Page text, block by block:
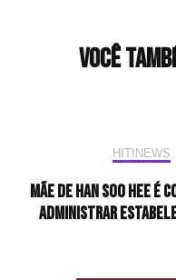
Você
HIT!NEWS
Mãe de Han Soo Hee é
administrar